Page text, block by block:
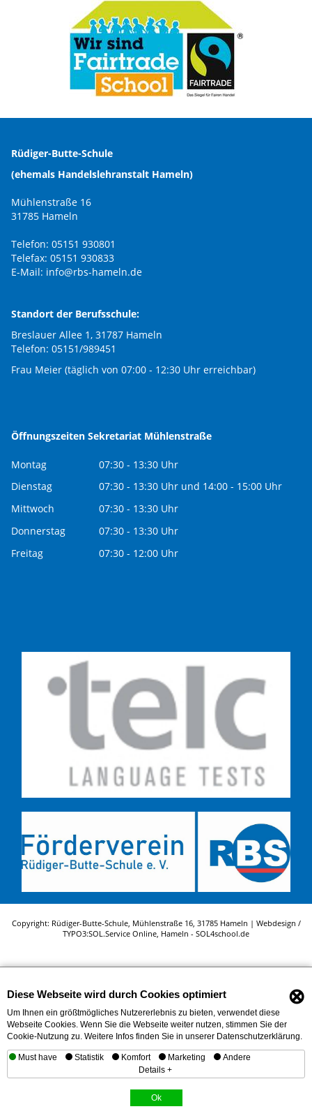
Rüdiger-Butte-Schule
(ehemals Handelslehranstalt Hameln)
Mühlenstraße 16
31785 Hameln
Telefon: 05151 930801
Telefax: 05151 930833
E-Mail: info@rbs-hameln.de
Standort der Berufsschule:
Breslauer Allee 1, 31787 Hameln
Telefon: 05151/989451
Frau Meier (täglich von 07:00 - 12:30 Uhr erreichbar)
Öffnungszeiten Sekretariat Mühlenstraße
Montag
07:30 - 13:30 Uhr
Dienstag
07:30 - 13:30 Uhr und 14:00 - 15:00 Uhr
Mittwoch
07:30 - 13:30 Uhr
Donnerstag
07:30 - 13:30 Uhr
Freitag
07:30 - 12:00 Uhr
Copyright: Rüdiger-Butte-Schule, Mühlenstraße 16, 31785 Hameln | Webdesign /
TYPO3:SOL.Service Online, Hameln - SOL4school.de
Diese Webseite wird durch Cookies optimiert ⊗
Um Ihnen ein größtmögliches Nutzererlebnis zu bieten, verwendet diese
Webseite Cookies. Wenn Sie die Webseite weiter nutzen, stimmen Sie der
Cookie-Nutzung zu. Weitere Infos finden Sie in unserer Datenschutzerklärung.
Must have Statistik Komfort Marketing
Andere
Details +
Ok